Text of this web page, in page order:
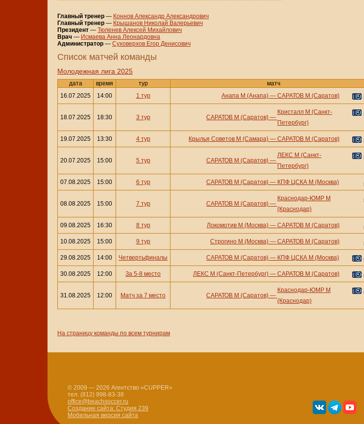
Главный тренер — Коннов Александр Александрович
Главный тренер — Крышанов Николай Валерьевич
Президент — Тюленев Алексей Михайлович
Врач — Исмаева Анна Леонардовна
Администратор — Суховерхов Егор Денисович
Cписок матчей команды
Молодежная лига 2025
дата время тур матч
16.07.2025
14:00 1 тур Анапа М (Анапа) — САРАТОВ М (Саратов)
18.07.2025 18:30 3 тур САРАТОВ М (Саратов) —
Кристалл М (Санкт-
Петербург)
19.07.2025 13:30 4 тур Крылья Советов М (Самара) — САРАТОВ М (Саратов)
20.07.2025 15:00 5 тур САРАТОВ М (Саратов) —
ЛЕКС М (Санкт-
Петербург)
07.08.2025 15:00 6 тур САРАТОВ М (Саратов) — КПФ ЦСКА М (Москва)
08.08.2025 15:00 7 тур САРАТОВ М (Саратов) —
Краснодар-ЮМР М
(Краснодар)
09.08.2025 16:30 8 тур Локомотив М (Москва) — САРАТОВ М (Саратов)
10.08.2025 15:00 9 тур Строгино М (Москва) — САРАТОВ М (Саратов)
29.08.2025 14:00 Четвертьфиналы САРАТОВ М (Саратов) — КПФ ЦСКА М (Москва)
30.08.2025 12:00 За 5-8 место ЛЕКС М (Санкт-Петербург) — САРАТОВ М (Саратов)
31.08.2025 12:00 Матч за 7 место САРАТОВ М (Саратов) —
Краснодар-ЮМР М
(Краснодар)
На страницу команды по всем турнирам
© 2009 — 2026 Агентство «CUPPER»
тел. (812) 998-83-38
office@beachsoccer.ru
Создание сайта: Студия 239
Мобильная версия сайта